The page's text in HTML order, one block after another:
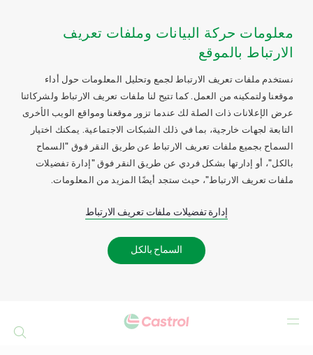
معلومات حركة البيانات وملفات تعريف
الارتباط بالموقع
نستخدم ملفات تعريف الارتباط لجمع وتحليل المعلومات حول أداء
موقعنا ولتمكينه من العمل. كما تتيح لنا ملفات تعريف الارتباط ولشركائنا
عرض الإعلانات ذات الصلة لك عندما تزور موقعنا ومواقع الويب الأخرى
التابعة لجهات خارجية، بما في ذلك الشبكات الاجتماعية. يمكنك اختيار
السماح بجميع ملفات تعريف الارتباط عن طريق النقر فوق "السماح
بالكل"، أو إدارتها بشكل فردي عن طريق النقر فوق "إدارة تفضيلات
ملفات تعريف الارتباط"، حيث ستجد أيضًا المزيد من المعلومات.
إدارة تفضيلات ملفات تعريف الارتباط
السماح بالكل